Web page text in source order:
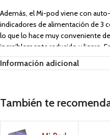
Además, el Mi-pod viene con
indicadores de alimentación de 3
lo que lo hace muy conveniente
increíblemente reducido y ligero.
que un mechero y pesa menos de
Viene con un cordón incluido y
en el Mi-Pod sirve de ventana para
Información adicional
También te